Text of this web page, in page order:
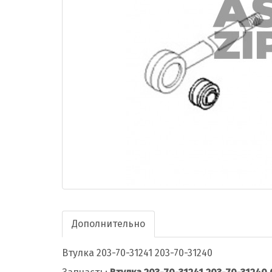
Дополнительно
Втулка 203-70-31241 203-70-31240